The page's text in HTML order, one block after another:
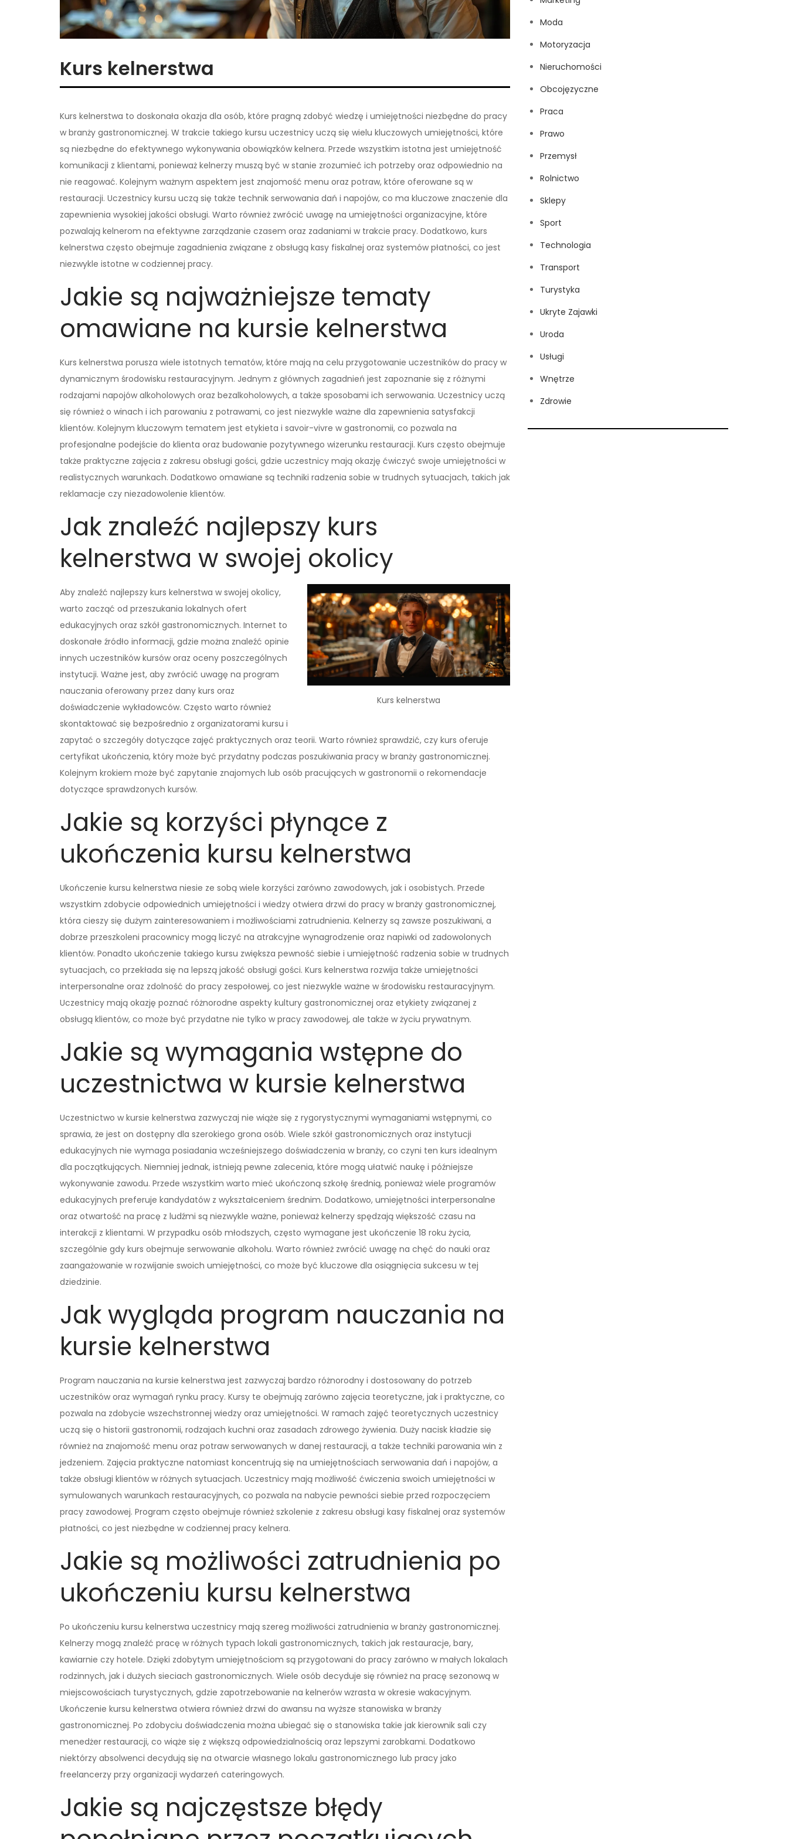
Kurs kelnerstwa
Kurs kelnerstwa to doskonała okazja dla osób, które pragną zdobyć wiedzę i umiejętności niezbędne do pracy
w branży gastronomicznej. W trakcie takiego kursu uczestnicy uczą się wielu kluczowych umiejętności, które
są niezbędne do efektywnego wykonywania obowiązków kelnera. Przede wszystkim istotna jest umiejętność
komunikacji z klientami, ponieważ kelnerzy muszą być w stanie zrozumieć ich potrzeby oraz odpowiednio na
nie reagować. Kolejnym ważnym aspektem jest znajomość menu oraz potraw, które oferowane są w
restauracji. Uczestnicy kursu uczą się także technik serwowania dań i napojów, co ma kluczowe znaczenie dla
zapewnienia wysokiej jakości obsługi. Warto również zwrócić uwagę na umiejętności organizacyjne, które
pozwalają kelnerom na efektywne zarządzanie czasem oraz zadaniami w trakcie pracy. Dodatkowo, kurs
kelnerstwa często obejmuje zagadnienia związane z obsługą kasy fiskalnej oraz systemów płatności, co jest
niezwykle istotne w codziennej pracy.
Jakie są najważniejsze tematy
omawiane na kursie kelnerstwa
Kurs kelnerstwa porusza wiele istotnych tematów, które mają na celu przygotowanie uczestników do pracy w
dynamicznym środowisku restauracyjnym. Jednym z głównych zagadnień jest zapoznanie się z różnymi
rodzajami napojów alkoholowych oraz bezalkoholowych, a także sposobami ich serwowania. Uczestnicy uczą
się również o winach i ich parowaniu z potrawami, co jest niezwykle ważne dla zapewnienia satysfakcji
klientów. Kolejnym kluczowym tematem jest etykieta i savoir-vivre w gastronomii, co pozwala na
profesjonalne podejście do klienta oraz budowanie pozytywnego wizerunku restauracji. Kurs często obejmuje
także praktyczne zajęcia z zakresu obsługi gości, gdzie uczestnicy mają okazję ćwiczyć swoje umiejętności w
realistycznych warunkach. Dodatkowo omawiane są techniki radzenia sobie w trudnych sytuacjach, takich jak
reklamacje czy niezadowolenie klientów.
Jak znaleźć najlepszy kurs
kelnerstwa w swojej okolicy
Kurs kelnerstwa
Aby znaleźć najlepszy kurs kelnerstwa w swojej okolicy,
warto zacząć od przeszukania lokalnych ofert
edukacyjnych oraz szkół gastronomicznych. Internet to
doskonałe źródło informacji, gdzie można znaleźć opinie
innych uczestników kursów oraz oceny poszczególnych
instytucji. Ważne jest, aby zwrócić uwagę na program
nauczania oferowany przez dany kurs oraz
doświadczenie wykładowców. Często warto również
skontaktować się bezpośrednio z organizatorami kursu i
zapytać o szczegóły dotyczące zajęć praktycznych oraz teorii. Warto również sprawdzić, czy kurs oferuje
certyfikat ukończenia, który może być przydatny podczas poszukiwania pracy w branży gastronomicznej.
Kolejnym krokiem może być zapytanie znajomych lub osób pracujących w gastronomii o rekomendacje
dotyczące sprawdzonych kursów.
Jakie są korzyści płynące z
ukończenia kursu kelnerstwa
Ukończenie kursu kelnerstwa niesie ze sobą wiele korzyści zarówno zawodowych, jak i osobistych. Przede
wszystkim zdobycie odpowiednich umiejętności i wiedzy otwiera drzwi do pracy w branży gastronomicznej,
która cieszy się dużym zainteresowaniem i możliwościami zatrudnienia. Kelnerzy są zawsze poszukiwani, a
dobrze przeszkoleni pracownicy mogą liczyć na atrakcyjne wynagrodzenie oraz napiwki od zadowolonych
klientów. Ponadto ukończenie takiego kursu zwiększa pewność siebie i umiejętność radzenia sobie w trudnych
sytuacjach, co przekłada się na lepszą jakość obsługi gości. Kurs kelnerstwa rozwija także umiejętności
interpersonalne oraz zdolność do pracy zespołowej, co jest niezwykle ważne w środowisku restauracyjnym.
Uczestnicy mają okazję poznać różnorodne aspekty kultury gastronomicznej oraz etykiety związanej z
obsługą klientów, co może być przydatne nie tylko w pracy zawodowej, ale także w życiu prywatnym.
Jakie są wymagania wstępne do
uczestnictwa w kursie kelnerstwa
Uczestnictwo w kursie kelnerstwa zazwyczaj nie wiąże się z rygorystycznymi wymaganiami wstępnymi, co
sprawia, że jest on dostępny dla szerokiego grona osób. Wiele szkół gastronomicznych oraz instytucji
edukacyjnych nie wymaga posiadania wcześniejszego doświadczenia w branży, co czyni ten kurs idealnym
dla początkujących. Niemniej jednak, istnieją pewne zalecenia, które mogą ułatwić naukę i późniejsze
wykonywanie zawodu. Przede wszystkim warto mieć ukończoną szkołę średnią, ponieważ wiele programów
edukacyjnych preferuje kandydatów z wykształceniem średnim. Dodatkowo, umiejętności interpersonalne
oraz otwartość na pracę z ludźmi są niezwykle ważne, ponieważ kelnerzy spędzają większość czasu na
interakcji z klientami. W przypadku osób młodszych, często wymagane jest ukończenie 18 roku życia,
szczególnie gdy kurs obejmuje serwowanie alkoholu. Warto również zwrócić uwagę na chęć do nauki oraz
zaangażowanie w rozwijanie swoich umiejętności, co może być kluczowe dla osiągnięcia sukcesu w tej
dziedzinie.
Jak wygląda program nauczania na
kursie kelnerstwa
Program nauczania na kursie kelnerstwa jest zazwyczaj bardzo różnorodny i dostosowany do potrzeb
uczestników oraz wymagań rynku pracy. Kursy te obejmują zarówno zajęcia teoretyczne, jak i praktyczne, co
pozwala na zdobycie wszechstronnej wiedzy oraz umiejętności. W ramach zajęć teoretycznych uczestnicy
uczą się o historii gastronomii, rodzajach kuchni oraz zasadach zdrowego żywienia. Duży nacisk kładzie się
również na znajomość menu oraz potraw serwowanych w danej restauracji, a także techniki parowania win z
jedzeniem. Zajęcia praktyczne natomiast koncentrują się na umiejętnościach serwowania dań i napojów, a
także obsługi klientów w różnych sytuacjach. Uczestnicy mają możliwość ćwiczenia swoich umiejętności w
symulowanych warunkach restauracyjnych, co pozwala na nabycie pewności siebie przed rozpoczęciem
pracy zawodowej. Program często obejmuje również szkolenie z zakresu obsługi kasy fiskalnej oraz systemów
płatności, co jest niezbędne w codziennej pracy kelnera.
Jakie są możliwości zatrudnienia po
ukończeniu kursu kelnerstwa
Po ukończeniu kursu kelnerstwa uczestnicy mają szereg możliwości zatrudnienia w branży gastronomicznej.
Kelnerzy mogą znaleźć pracę w różnych typach lokali gastronomicznych, takich jak restauracje, bary,
kawiarnie czy hotele. Dzięki zdobytym umiejętnościom są przygotowani do pracy zarówno w małych lokalach
rodzinnych, jak i dużych sieciach gastronomicznych. Wiele osób decyduje się również na pracę sezonową w
miejscowościach turystycznych, gdzie zapotrzebowanie na kelnerów wzrasta w okresie wakacyjnym.
Ukończenie kursu kelnerstwa otwiera również drzwi do awansu na wyższe stanowiska w branży
gastronomicznej. Po zdobyciu doświadczenia można ubiegać się o stanowiska takie jak kierownik sali czy
menedżer restauracji, co wiąże się z większą odpowiedzialnością oraz lepszymi zarobkami. Dodatkowo
niektórzy absolwenci decydują się na otwarcie własnego lokalu gastronomicznego lub pracy jako
freelancerzy przy organizacji wydarzeń cateringowych.
Jakie są najczęstsze błędy
Moda
Motoryzacja
Nieruchomości
Obcojęzyczne
Praca
Prawo
Przemysł
Rolnictwo
Sklepy
Sport
Technologia
Transport
Turystyka
Ukryte Zajawki
Uroda
Usługi
Wnętrze
Zdrowie